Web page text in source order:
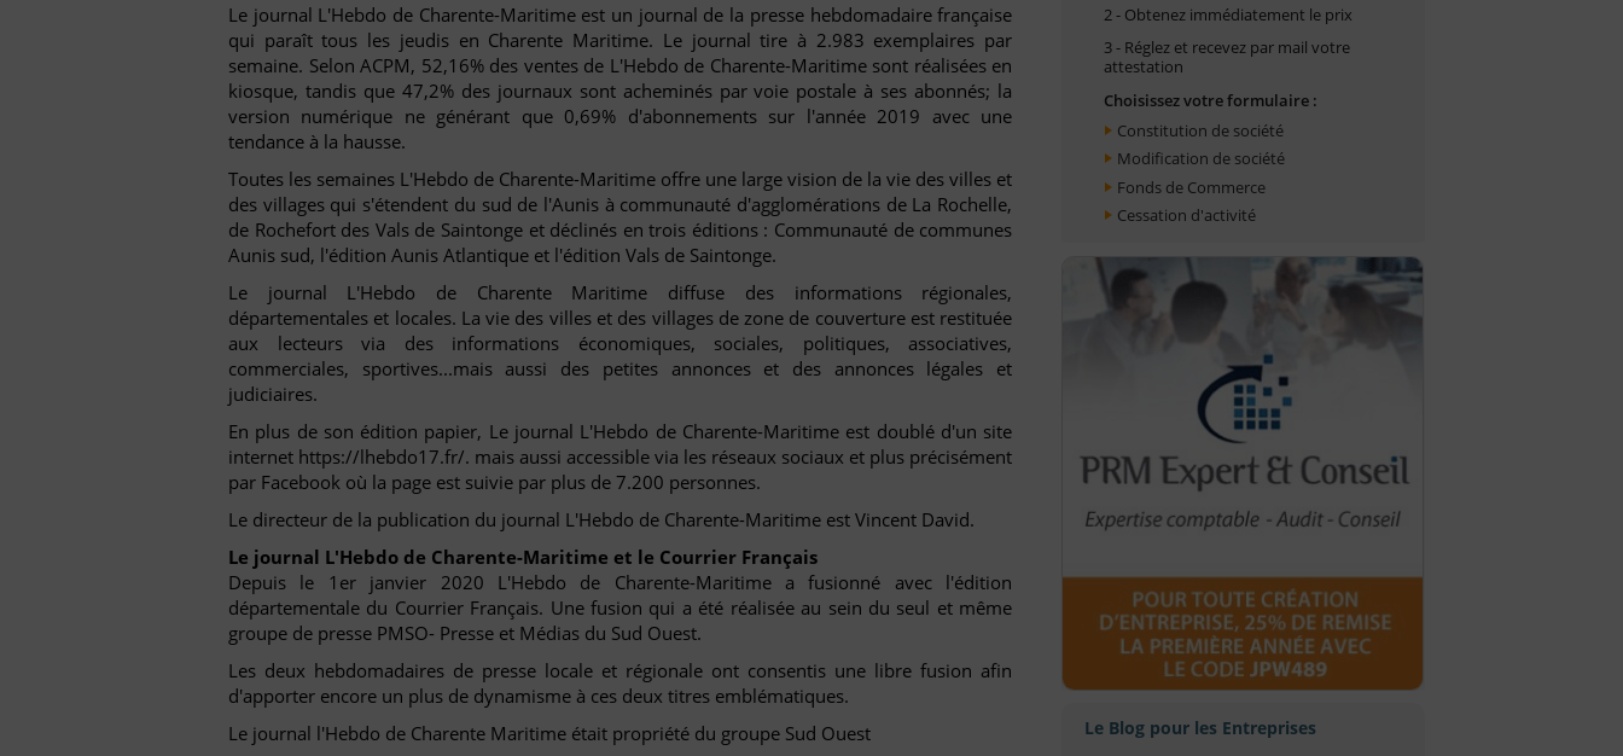
Le journal L'Hebdo de Charente-Maritime est un journal de la presse hebdomadaire française
qui paraît tous les jeudis en Charente Maritime. Le journal tire à 2.983 exemplaires par
semaine. Selon ACPM, 52,16% des ventes de L'Hebdo de Charente-Maritime sont réalisées en
kiosque, tandis que 47,2% des journaux sont acheminés par voie postale à ses abonnés; la
version numérique ne générant que 0,69% d'abonnements sur l'année 2019 avec une
tendance à la hausse.
Toutes les semaines L'Hebdo de Charente-Maritime offre une large vision de la vie des villes et
des villages qui s'étendent du sud de l'Aunis à communauté d'agglomérations de La Rochelle,
de Rochefort des Vals de Saintonge et déclinés en trois éditions : Communauté de communes
Aunis sud, l'édition Aunis Atlantique et l'édition Vals de Saintonge.
Le journal L'Hebdo de Charente Maritime diffuse des informations régionales,
départementales et locales. La vie des villes et des villages de zone de couverture est restituée
aux lecteurs via des informations économiques, sociales, politiques, associatives,
commerciales, sportives...mais aussi des petites annonces et des annonces légales et
judiciaires.
En plus de son édition papier, Le journal L'Hebdo de Charente-Maritime est doublé d'un site
internet https://lhebdo17.fr/. mais aussi accessible via les réseaux sociaux et plus précisément
par Facebook où la page est suivie par plus de 7.200 personnes.
Le directeur de la publication du journal L'Hebdo de Charente-Maritime est Vincent David.
Le journal L'Hebdo de Charente-Maritime et le Courrier Français
Depuis le 1er janvier 2020 L'Hebdo de Charente-Maritime a fusionné avec l'édition
départementale du Courrier Français. Une fusion qui a été réalisée au sein du seul et même
groupe de presse PMSO- Presse et Médias du Sud Ouest.
Les deux hebdomadaires de presse locale et régionale ont consentis une libre fusion afin
d'apporter encore un plus de dynamisme à ces deux titres emblématiques.
Le journal l'Hebdo de Charente Maritime était propriété du groupe Sud Ouest
2 - Obtenez immédiatement le prix
3 - Réglez et recevez par mail votre
attestation
Choisissez votre formulaire :
Constitution de société
Modification de société
Fonds de Commerce
Cessation d'activité
Le Blog pour les Entreprises